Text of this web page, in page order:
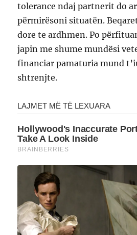
tolerance ndaj partnerit do
përmirësoni situatën.
dore te ardhmen. Po
japin me shume mundësi
financiar pamaturia mund
shtrenjte.